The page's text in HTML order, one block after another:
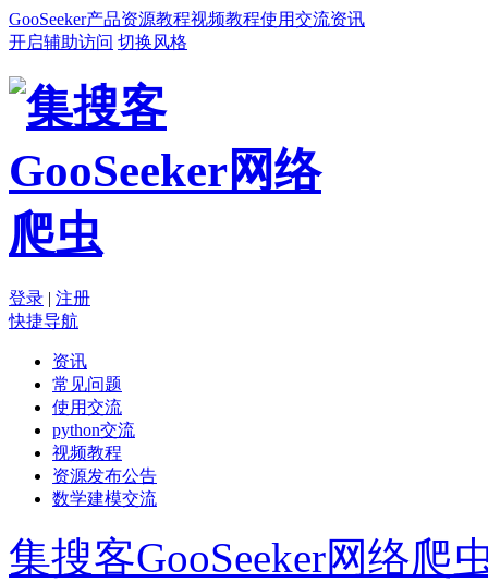
GooSeeker产品资源教程视频教程使用交流资讯
开启辅助访问 切换风格
登录 | 注册
快捷导航
资讯
常见问题
使用交流
python交流
视频教程
资源发布公告
数学建模交流
集搜客GooSeeker网络爬